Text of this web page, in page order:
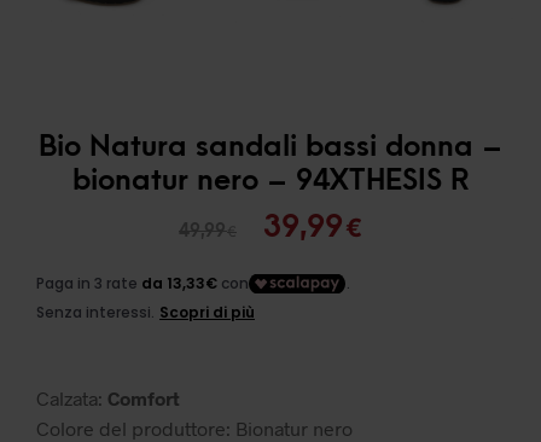
Bio Natura sandali bassi donna –
bionatur nero – 94XTHESIS R
49,99€
Il
originale
39,99€
Calzata: Comfort
Colore del produttore: Bionatur nero